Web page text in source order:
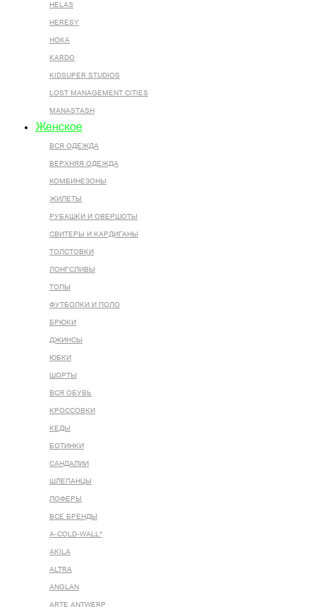
HELAS
HERESY
HOKA
KARDO
KIDSUPER STUDIOS
LOST MANAGEMENT CITIES
MANASTASH
Женское
ВСЯ ОДЕЖДА
ВЕРХНЯЯ ОДЕЖДА
КОМБИНЕЗОНЫ
ЖИЛЕТЫ
РУБАШКИ И ОВЕРШОТЫ
СВИТЕРЫ И КАРДИГАНЫ
ТОЛСТОВКИ
ЛОНГСЛИВЫ
ТОПЫ
ФУТБОЛКИ И ПОЛО
БРЮКИ
ДЖИНСЫ
ЮБКИ
ШОРТЫ
ВСЯ ОБУВЬ
КРОССОВКИ
КЕДЫ
БОТИНКИ
САНДАЛИИ
ШЛЕПАНЦЫ
ЛОФЕРЫ
ВСЕ БРЕНДЫ
A-COLD-WALL*
AKILA
ALTRA
ANGLAN
ARTE ANTWERP